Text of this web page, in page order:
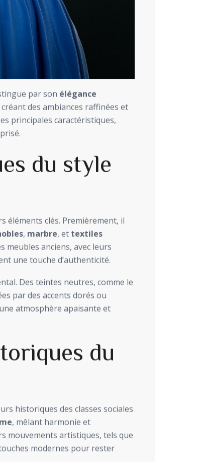
par son élégance
des ambiances raffinées et
principales caractéristiques,
du style
éléments clés. Premièrement, il
, marbre, et textiles
meubles anciens, avec leurs
une touche d’authenticité.
Des teintes neutres, comme le
par des accents dorés ou
atmosphère apaisante et
du
historiques des classes sociales
, mêlant harmonie et
mouvements artistiques, tels que
modernes pour rester